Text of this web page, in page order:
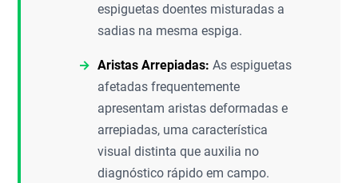
espiguetas doentes misturadas a
sadias na mesma espiga.
Aristas Arrepiadas: As espiguetas
afetadas frequentemente
apresentam aristas deformadas e
arrepiadas, uma característica
visual distinta que auxilia no
diagnóstico rápido em campo.